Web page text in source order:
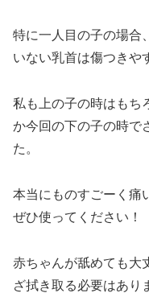
特に一人目の子の場合
いない乳首は傷つきや
私も上の子の時はもち
か今回の下の子の時で
た。
本当にものすごーく痛
ぜひ使ってください！
赤ちゃんが舐めても大
ざ拭き取る必要はあり